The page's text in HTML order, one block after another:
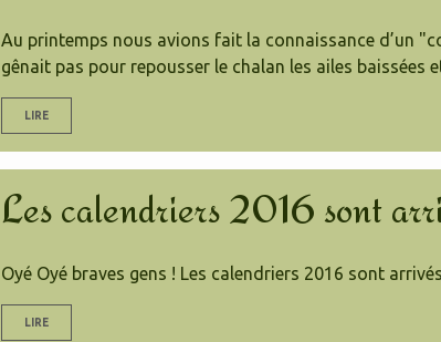
Au printemps nous avions fait la connaissance d’un
gênait pas pour repousser le chalan les ailes baissées
LIRE
Les calendriers 2016 sont
Oyé Oyé braves gens ! Les calendriers 2016 sont
LIRE